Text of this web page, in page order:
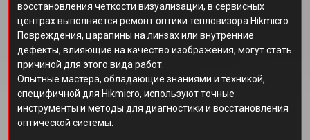
восстановления четкости визуализации, в сервисных
центрах выполняется ремонт оптики тепловизора Hikmicro.
Повреждения, царапины на линзах или внутренние
дефекты, влияющие на качество изображения, могут стать
причиной для этого вида работ.
Опытные мастера, обладающие знаниями и техникой,
специфичной для Hikmicro, используют точные
инструменты и методы для диагностики и восстановления
оптической системы.